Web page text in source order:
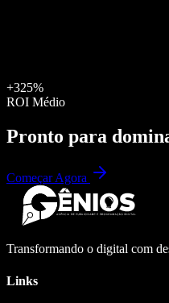
+325%
ROI Médio
Pronto para
Começar Agora
Transformando o digital com
Links